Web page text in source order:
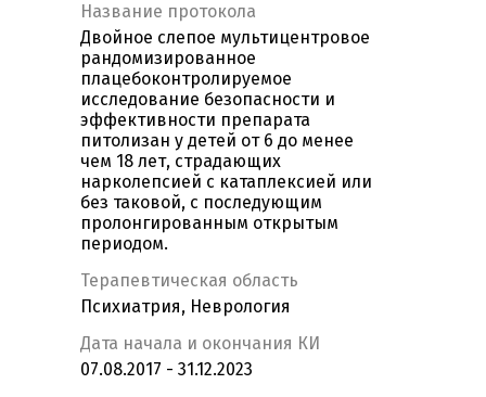
Название протокола
Двойное слепое мультицентровое
рандомизированное
плацебоконтролируемое
исследование безопасности и
эффективности препарата
питолизан у детей от 6 до менее
чем 18 лет, страдающих
нарколепсией с катаплексией или
без таковой, с последующим
пролонгированным открытым
периодом.
Терапевтическая область
Психиатрия, Неврология
Дата начала и окончания КИ
07.08.2017 - 31.12.2023